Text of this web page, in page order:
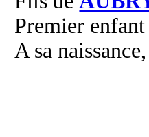
Premier enfant
A sa